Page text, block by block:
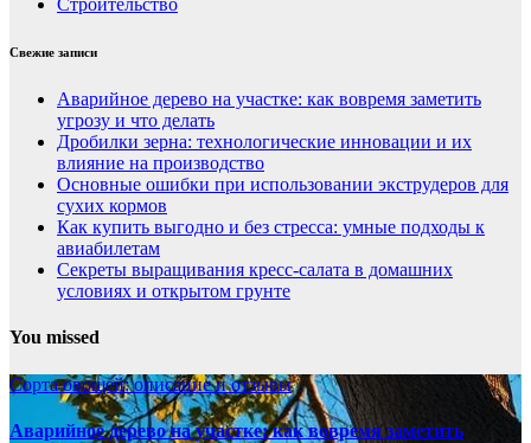
Строительство
Свежие записи
Аварийное дерево на участке: как вовремя заметить
угрозу и что делать
Дробилки зерна: технологические инновации и их
влияние на производство
Основные ошибки при использовании экструдеров для
сухих кормов
Как купить выгодно и без стресса: умные подходы к
авиабилетам
Секреты выращивания кресс-салата в домашних
условиях и открытом грунте
You missed
Сорта овощей: описание и отзывы
Аварийное дерево на участке: как вовремя заметить